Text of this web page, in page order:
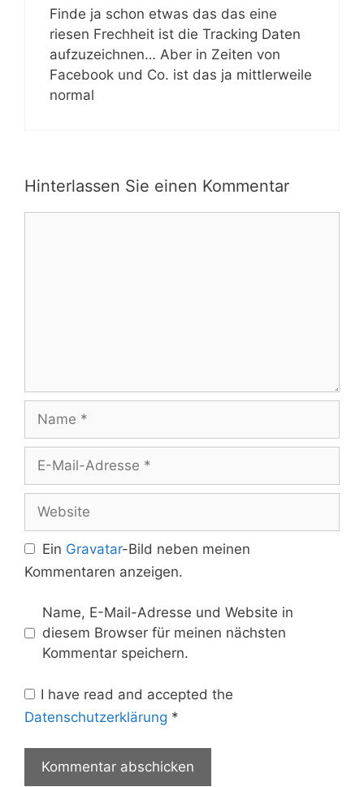
Finde ja schon etwas das das eine
riesen Frechheit ist die Tracking Daten
aufzuzeichnen… Aber in Zeiten von
Facebook und Co. ist das ja mittlerweile
normal
Hinterlassen Sie einen Kommentar
Mail-
Adresse
Ein Gravatar-Bild neben meinen
Kommentaren anzeigen.
Name, E-Mail-Adresse und Website in
diesem Browser für meinen nächsten
Kommentar speichern.
I have read and accepted the
Datenschutzerklärung *